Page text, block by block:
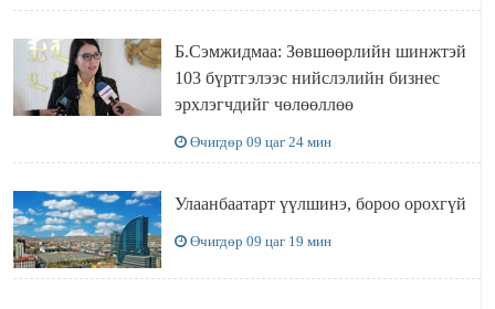
Б.Сэмжидмаа: Зөвшөөрлийн шинжтэй
103 бүртгэлээс нийслэлийн бизнес
эрхлэгчдийг чөлөөллөө
Өчигдөр 09 цаг 24 мин
Улаанбаатарт үүлшинэ, бороо орохгүй
Өчигдөр 09 цаг 19 мин